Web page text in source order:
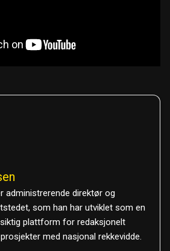
administrerende direktør og
som han har utviklet som en
plattform for redaksjonelt
med nasjonal rekkevidde.